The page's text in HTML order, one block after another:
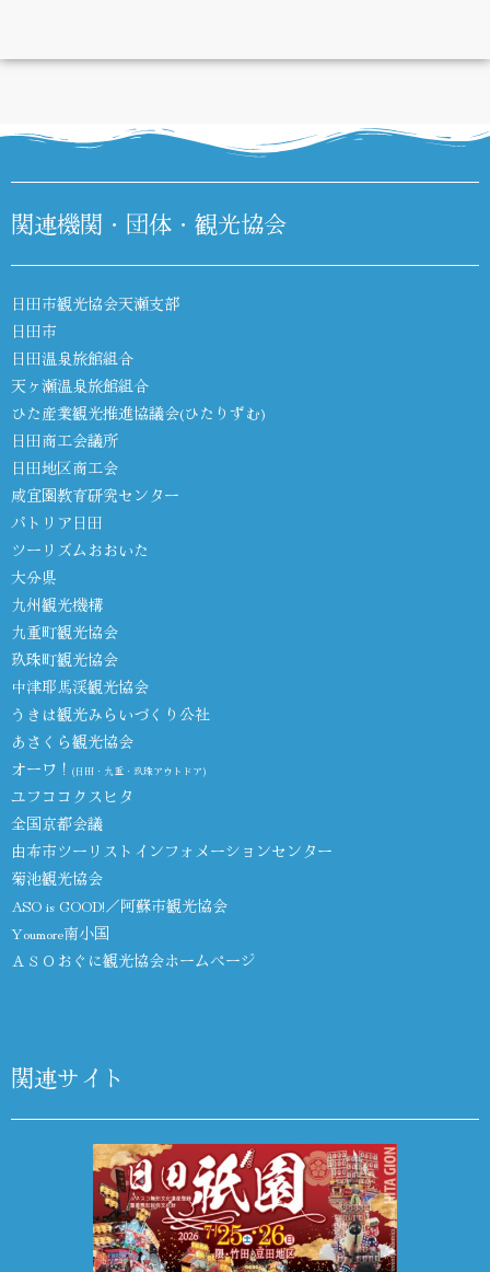
DIARY
関連機関・団体・観光協会
日田市観光協会天瀬支部
日田市
日田温泉旅館組合
天ヶ瀬温泉旅館組合
ひた産業観光推進協議会(ひたりずむ)
日田商工会議所
日田地区商工会
咸宜園教育研究センター
パトリア日田
ツーリズムおおいた
大分県
九州観光機構
九重町観光協会
玖珠町観光協会
中津耶馬渓観光協会
うきは観光みらいづくり公社
あさくら観光協会
オーワ！ (日田・九重・玖珠アウトドア)
ユフココクスヒタ
全国京都会議
由布市ツーリストインフォメーションセンター
菊池観光協会
ASO is GOOD!／阿蘇市観光協会
Youmore南小国
ＡＳＯおぐに観光協会ホームページ
関連サイト